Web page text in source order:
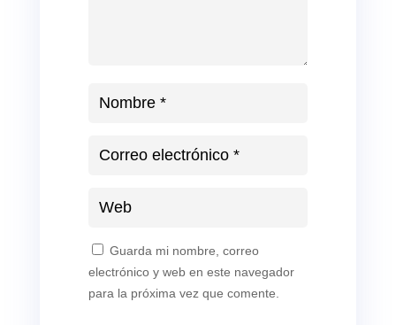
Guarda mi nombre, correo
electrónico y web en este navegador
para la próxima vez que comente.